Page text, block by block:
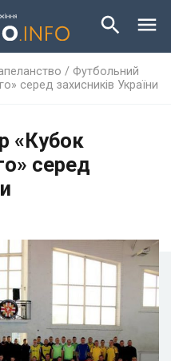
/ Футбольний
серед захисників України
«Кубок
серед